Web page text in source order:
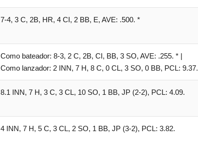
7-4, 3 C, 2B, HR, 4 CI, 2 BB, E, AVE: .500. *
Como bateador: 8-3, 2 C, 2B, CI, BB, 3 SO, AVE: .255. * |
Como lanzador: 2 INN, 7 H, 8 C, 0 CL, 3 SO, 0 BB, PCL: 9.37.
8.1 INN, 7 H, 3 C, 3 CL, 10 SO, 1 BB, JP (2-2), PCL: 4.09.
4 INN, 7 H, 5 C, 3 CL, 2 SO, 1 BB, JP (3-2), PCL: 3.82.